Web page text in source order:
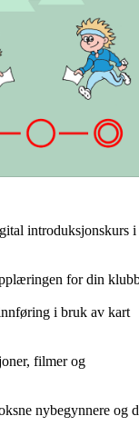
introduksjonskurs i
for din
i bruk av kart
filmer og
nybegynnere og